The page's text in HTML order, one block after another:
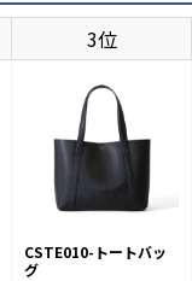
3位
CSTE010-トートバッ
グ